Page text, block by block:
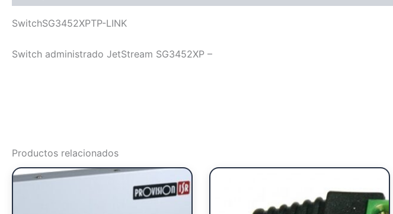
SwitchSG3452XPTP-LINK
Switch administrado JetStream SG3452XP –
Productos relacionados